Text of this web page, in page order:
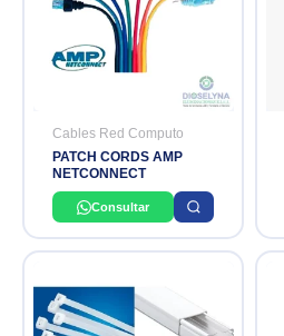
Cables Red Computo
PATCH CORDS AMP
NETCONNECT
Consultar